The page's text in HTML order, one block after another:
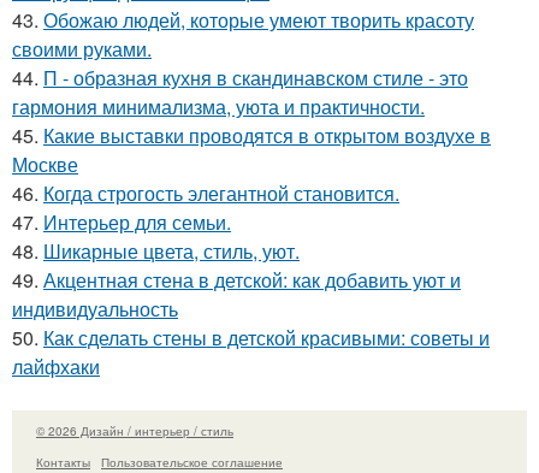
43. Обожаю людей, которые умеют творить красоту
своими руками.
44. П - образная кухня в скандинавском стиле - это
гармония минимализма, уюта и практичности.
45. Какие выставки проводятся в открытом воздухе в
Москве
46. Когда строгость элегантной становится.
47. Интерьер для семьи.
48. Шикарные цвета, стиль, уют.
49. Акцентная стена в детской: как добавить уют и
индивидуальность
50. Как сделать стены в детской красивыми: советы и
лайфхаки
© 2026 Дизайн / интерьер / стиль
Контакты
Пользовательское соглашение